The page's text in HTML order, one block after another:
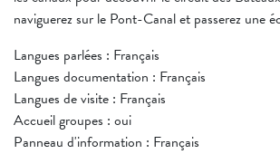
naviguerez sur le Pont-Canal et passerez une
Langues parlées : Français
Langues documentation : Français
Langues de visite : Français
Accueil groupes : oui
Panneau d'information : Français